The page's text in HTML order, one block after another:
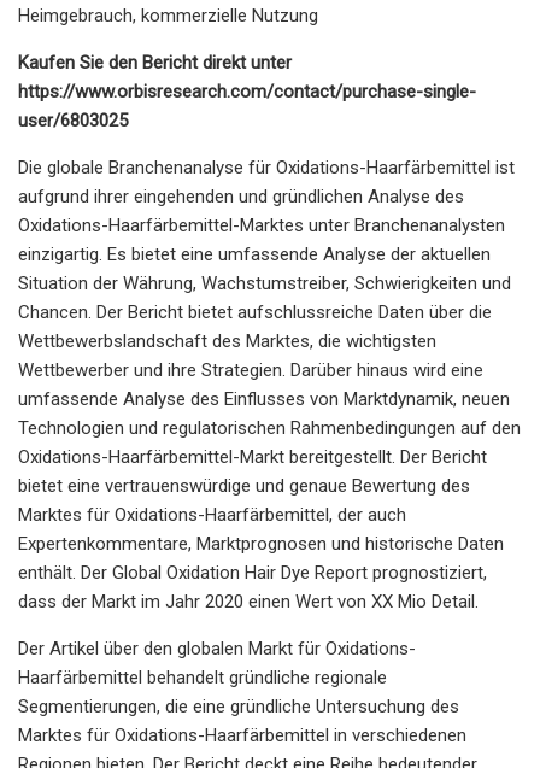
Heimgebrauch, kommerzielle Nutzung
Kaufen Sie den Bericht direkt unter
https://www.orbisresearch.com/contact/purchase-single-
user/6803025
Die globale Branchenanalyse für Oxidations-Haarfärbemittel ist
aufgrund ihrer eingehenden und gründlichen Analyse des
Oxidations-Haarfärbemittel-Marktes unter Branchenanalysten
einzigartig. Es bietet eine umfassende Analyse der aktuellen
Situation der Währung, Wachstumstreiber, Schwierigkeiten und
Chancen. Der Bericht bietet aufschlussreiche Daten über die
Wettbewerbslandschaft des Marktes, die wichtigsten
Wettbewerber und ihre Strategien. Darüber hinaus wird eine
umfassende Analyse des Einflusses von Marktdynamik, neuen
Technologien und regulatorischen Rahmenbedingungen auf den
Oxidations-Haarfärbemittel-Markt bereitgestellt. Der Bericht
bietet eine vertrauenswürdige und genaue Bewertung des
Marktes für Oxidations-Haarfärbemittel, der auch
Expertenkommentare, Marktprognosen und historische Daten
enthält. Der Global Oxidation Hair Dye Report prognostiziert,
dass der Markt im Jahr 2020 einen Wert von XX Mio Detail.
Der Artikel über den globalen Markt für Oxidations-
Haarfärbemittel behandelt gründliche regionale
Segmentierungen, die eine gründliche Untersuchung des
Marktes für Oxidations-Haarfärbemittel in verschiedenen